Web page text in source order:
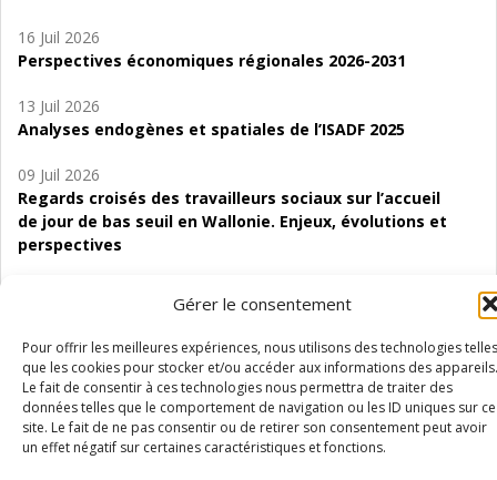
Gérer le consentement
Pour offrir les meilleures expériences, nous utilisons des technologies telles
que les cookies pour stocker et/ou accéder aux informations des appareils.
Le fait de consentir à ces technologies nous permettra de traiter des
données telles que le comportement de navigation ou les ID uniques sur ce
site. Le fait de ne pas consentir ou de retirer son consentement peut avoir
un effet négatif sur certaines caractéristiques et fonctions.
16 Juil 2026
Perspectives économiques régionales 2026-2031
13 Juil 2026
Analyses endogènes et spatiales de l’ISADF 2025
09 Juil 2026
Regards croisés des travailleurs sociaux sur l’accueil
de jour de bas seuil en Wallonie. Enjeux, évolutions et
perspectives
Étude d’évaluabilité des Structures
d’accompagnement à l’autocréation d’emploi (SAACE)
01 Juil 2026
Pénurie du personnel infirmier :quels indicateurs
d’offre de soins pour comprendre la situation en
Wallonie ?